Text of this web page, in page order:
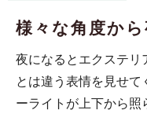
様々な角度か
夜になるとエクステ
とは違う表情を見せ
ーライトが上下から